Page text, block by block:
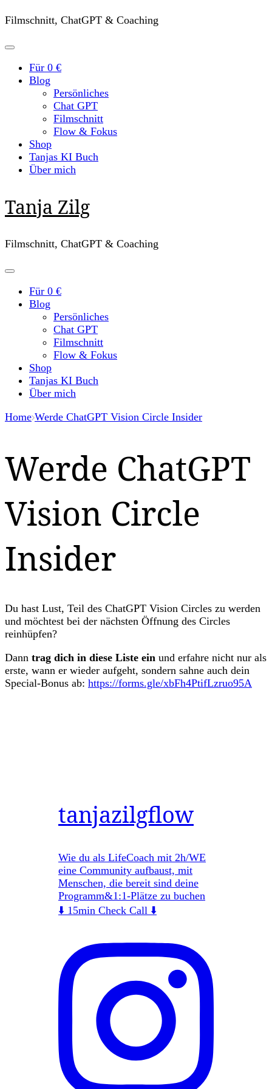
Filmschnitt, ChatGPT & Coaching
Für 0 €
Blog
Persönliches
Chat GPT
Filmschnitt
Flow & Fokus
Shop
Tanjas KI Buch
Über mich
Tanja Zilg
Filmschnitt, ChatGPT & Coaching
Für 0 €
Blog
Persönliches
Chat GPT
Filmschnitt
Flow & Fokus
Shop
Tanjas KI Buch
Über mich
Home Werde ChatGPT Vision Circle Insider
Werde ChatGPT
Vision Circle
Insider
Du hast Lust, Teil des ChatGPT Vision Circles zu werden
und möchtest bei der nächsten Öffnung des Circles
reinhüpfen?
Dann trag dich in diese Liste ein und erfahre nicht nur als
erste, wann er wieder aufgeht, sondern sahne auch dein
Special-Bonus ab: https://forms.gle/xbFh4PtifLzruo95A
tanjazilgflow
Wie du als LifeCoach mit 2h/WE
eine Community aufbaust, mit
Menschen, die bereit sind deine
Programm&1:1-Plätze zu buchen
⬇️ 15min Check Call ⬇️